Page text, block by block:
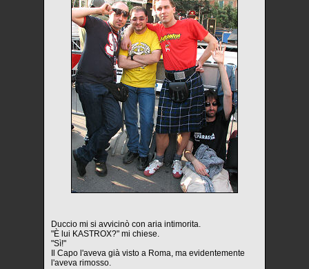
Duccio mi si avvicinò con aria intimorita.
"È lui KASTROX?" mi chiese.
"Sì!"
Il Capo l'aveva già visto a Roma, ma evidentemente
l'aveva rimosso.